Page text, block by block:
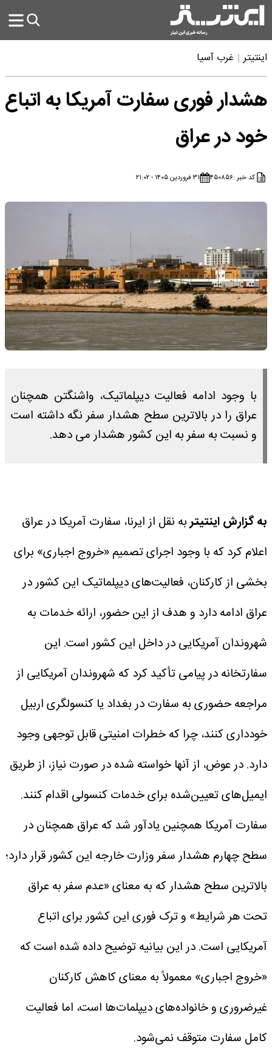
اینتیتر غرب آسیا
هشدار فوری سفارت آمریکا به اتباع
خود در عراق
کد خبر :۴۵۰۸۵۶ ۳۱ فروردین ۱۴۰۵ - ۲۱:۰۲
با وجود ادامه فعالیت دیپلماتیک، واشنگتن همچنان
عراق را در بالاترین سطح هشدار سفر نگه داشته است
و نسبت به سفر به این کشور هشدار می دهد.
به گزارش اینتیتربه نقل از ایرنا، سفارت آمریکا در عراق
اعلام کرد که با وجود اجرای تصمیم «خروج اجباری» برای
بخشی از کارکنان، فعالیت‌های دیپلماتیک این کشور در
عراق ادامه دارد و هدف از این حضور، ارائه خدمات به
شهروندان آمریکایی در داخل این کشور است. این
سفارتخانه در پیامی تأکید کرد که شهروندان آمریکایی از
مراجعه حضوری به سفارت در بغداد یا کنسولگری اربیل
خودداری کنند، چرا که خطرات امنیتی قابل توجهی وجود
دارد. در عوض، از آنها خواسته شده در صورت نیاز، از طریق
ایمیل‌های تعیین‌شده برای خدمات کنسولی اقدام کنند.
سفارت آمریکا همچنین یادآور شد که عراق همچنان در
سطح چهارم هشدار سفر وزارت خارجه این کشور قرار دارد؛
بالاترین سطح هشدار که به معنای «عدم سفر به عراق
تحت هر شرایط» و ترک فوری این کشور برای اتباع
آمریکایی است.در این بیانیه توضیح داده شده است که
«خروج اجباری» معمولاً به معنای کاهش کارکنان
غیرضروری و خانواده‌های دیپلمات‌ها است، اما فعالیت
کامل سفارت متوقف نمی‌شود.